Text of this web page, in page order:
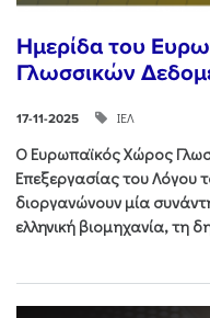
Ημερίδα του
Γλωσσικών
17-11-2025 ΙΕΛ
Ο Ευρωπαϊκός Χώρος
Επεξεργασίας του Λόγου
διοργανώνουν μία
ελληνική βιομηχανία, τη